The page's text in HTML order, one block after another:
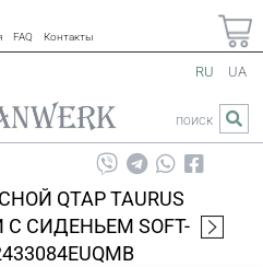
FAQ Контакты
RU UA
ПОИСК
QTAP TAURUS
СИДЕНЬЕМ SOFT-